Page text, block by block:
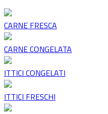
CARNE FRESCA
CARNE CONGELATA
ITTICI CONGELATI
ITTICI FRESCHI